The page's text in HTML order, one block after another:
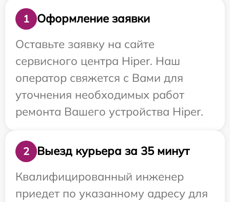
1
Оформление заявки
Оставьте заявку на сайте
сервисного центра Hiper. Наш
оператор свяжется с Вами для
уточнения необходимых работ
ремонта Вашего устройства Hiper.
2
Выезд курьера за 35 минут
Квалифицированный инженер
приедет по указанному адресу для